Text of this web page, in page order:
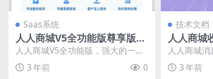
Saas系统
人人商城V5全功能版尊享版全
插件正版系统saas坑位账号
人人商城V5全功能版，强大的一站
式电商营销生态系统稳定迭代更
新，满足商家多样化需...
3 年前 0
技术文档
人人商城
息，后台
决？
人人商城
持微信模板
可用于用户
3 年前